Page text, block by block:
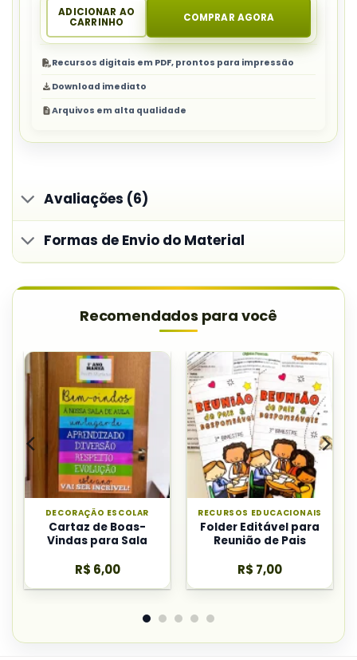
ADICIONAR AO
CARRINHO
COMPRAR AGORA
Recursos digitais em PDF, prontos para impressão
Download imediato
Arquivos em alta qualidade
Avaliações (6)
Formas de Envio do Material
Recomendados para você
DECORAÇÃO ESCOLAR
Cartaz de Boas-
Vindas para Sala
R$ 6,00
RECURSOS EDUCACIONAIS
Folder Editável para
Reunião de Pais
R$ 7,00